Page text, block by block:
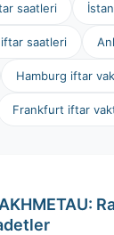
saatleri
saatleri
Hamburg iftar
Frankfurt iftar